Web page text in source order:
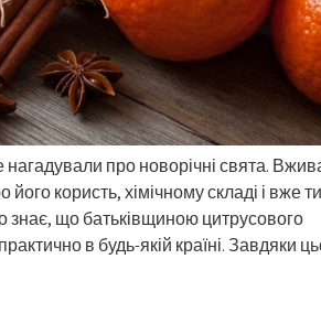
про новорічні свята.
користь, хімічному складі і вже
знає, що батьківщиною цитрусового
в будь-якій країні. Завдяки